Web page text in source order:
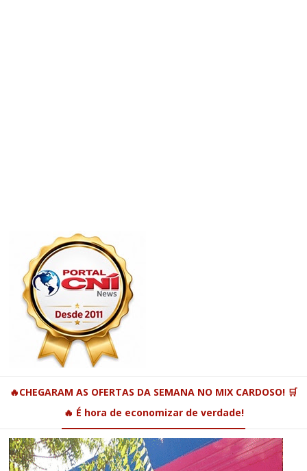
🔥CHEGARAM AS OFERTAS DA SEMANA NO MIX CARDOSO! 🛒
🔥 É hora de economizar de verdade!